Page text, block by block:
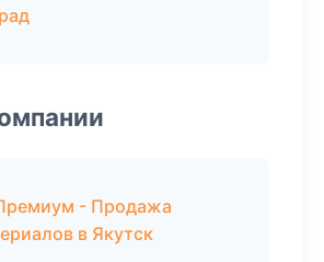
- Продажа
в Якутск